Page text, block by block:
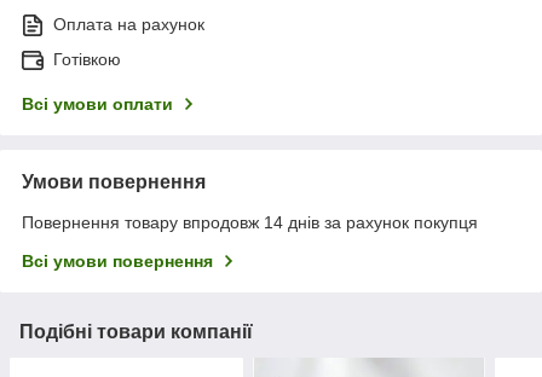
Оплата на рахунок
Готівкою
Всі умови оплати
Умови повернення
Повернення товару впродовж 14 днів за рахунок покупця
Всі умови повернення
Подібні товари компанії